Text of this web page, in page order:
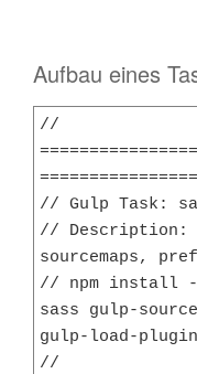
Aufbau eines
//
================
// Gulp Task:
// Description:
sourcemaps,
// npm install --
sass gulp-
gulp-load-
//